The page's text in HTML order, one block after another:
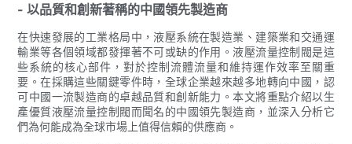
- 以品質和創新著稱的中國領先製造商
在快速發展的工業格局中，液壓系統在製造業、建築業和交通運
輸業等各個領域都發揮著不可或缺的作用。液壓流量控制閥是這
些系統的核心部件，對於控制流體流量和維持運作效率至關重
要。在採購這些關鍵零件時，全球企業越來越多地轉向中國，認
可中國一流製造商的卓越品質和創新能力。本文將重點介紹以生
產優質液壓流量控制閥而聞名的中國領先製造商，並深入分析它
們為何能成為全球市場上值得信賴的供應商。